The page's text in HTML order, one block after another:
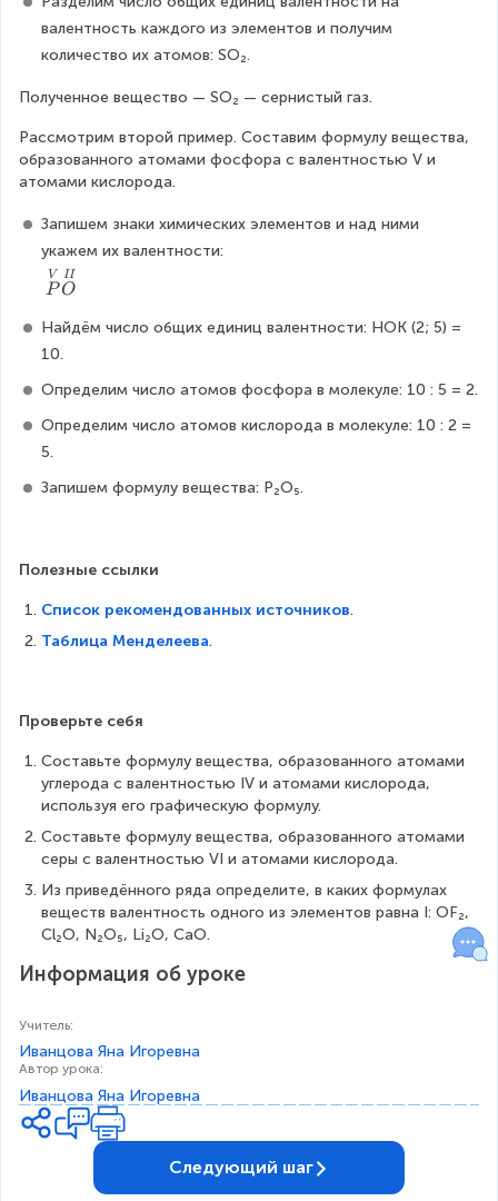
{
I
}
{
S
}
o
e
r
e
t
II
}
{
O
}
валентность каждого из элементов и получим
количество их атомов: SO₂.
Полученное вещество — SO₂ — сернистый газ.
Рассмотрим второй пример. Составим формулу вещества,
образованного атомами фосфора с валентностью V и
атомами кислорода.
Запишем знаки химических элементов и над ними
укажем их валентности:
\
o
v
e
r
s
t
{
V
}
}
o
v
e
{
II
}
{
O
P
V
O
II
Найдём число общих единиц валентности: НОК (2; 5) =
10.
Определим число атомов фосфора в молекуле: 10 : 5 = 2.
Определим число атомов кислорода в молекуле: 10 : 2 =
5.
Запишем формулу вещества: Р₂О₅.
Полезные ссылки
Список рекомендованных источников.
Таблица Менделеева.
Проверьте себя
Составьте формулу вещества, образованного атомами
углерода с валентностью IV и атомами кислорода,
используя его графическую формулу.
Составьте формулу вещества, образованного атомами
серы с валентностью VI и атомами кислорода.
Из приведённого ряда определите, в каких формулах
веществ валентность одного из элементов равна I: ОF₂,
Cl₂O, N₂O₅, Li₂O, CaO.
Информация об уроке
Учитель:
Иванцова Яна Игоревна
Автор урока:
Иванцова Яна Игоревна
Следующий шаг